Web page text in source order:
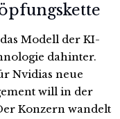
Modell der KI-
dahinter.
Nvidias neue
will in der
Konzern wandelt